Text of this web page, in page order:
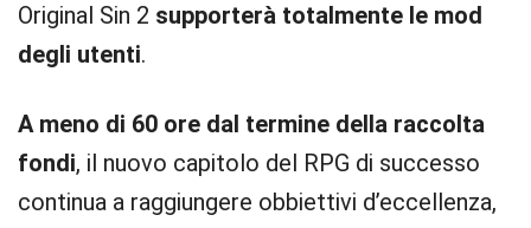
Original Sin 2 supporterà totalmente le mod
degli utenti.
A meno di 60 ore dal termine della raccolta
fondi, il nuovo capitolo del RPG di successo
continua a raggiungere obbiettivi d’eccellenza,